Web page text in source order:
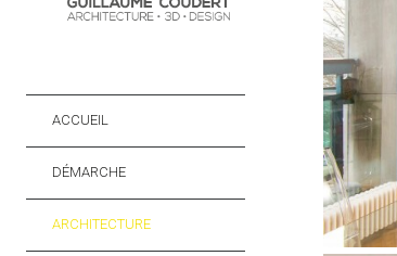
ACCUEIL
DÉMARCHE
ARCHITECTURE